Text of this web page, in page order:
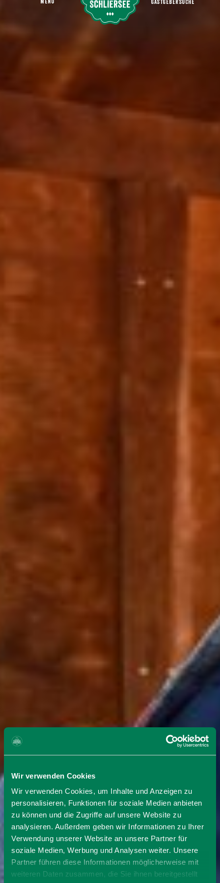
Wir verwenden Cookies
Wir verwenden Cookies, um Inhalte und Anzeigen zu
personalisieren, Funktionen für soziale Medien anbieten
zu können und die Zugriffe auf unsere Website zu
analysieren. Außerdem geben wir Informationen zu Ihrer
Verwendung unserer Website an unsere Partner für
soziale Medien, Werbung und Analysen weiter. Unsere
Partner führen diese Informationen möglicherweise mit
weiteren Daten zusammen, die Sie ihnen bereitgestellt
"Gipfelstürmer - Das Berginternat" - Filmproduktion
MENU GASTGEBERSUCHE